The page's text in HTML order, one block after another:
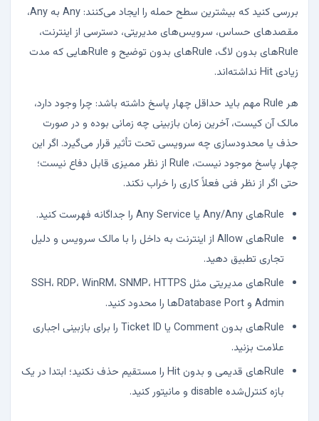
بررسی کنید که بیشترین سطح حمله را ایجاد می‌کنند: Any به Any،
مقصدهای حساس، سرویس‌های مدیریتی، دسترسی از اینترنت،
Ruleهای بدون لاگ، Ruleهای بدون توضیح و Ruleهایی که مدت
زیادی Hit نداشته‌اند.
هر Rule مهم باید حداقل چهار پاسخ داشته باشد: چرا وجود دارد،
مالک آن کیست، آخرین زمان بازبینی چه زمانی بوده و در صورت
حذف یا محدودسازی چه سرویسی تحت تأثیر قرار می‌گیرد. اگر این
چهار پاسخ موجود نیست، Rule از نظر ممیزی قابل دفاع نیست؛
حتی اگر از نظر فنی فعلاً کاری را خراب نکند.
Ruleهای Any/Any یا Any Service را جداگانه فهرست کنید.
Ruleهای Allow از اینترنت به داخل را با مالک سرویس و دلیل
تجاری تطبیق دهید.
Ruleهای مدیریتی مثل SSH، RDP، WinRM، SNMP، HTTPS
Admin و Database Portها را محدود کنید.
Ruleهای بدون Comment یا Ticket ID را برای بازبینی اجباری
علامت بزنید.
Ruleهای قدیمی و بدون Hit را مستقیم حذف نکنید؛ ابتدا در یک
بازه کنترل‌شده disable و مانیتور کنید.